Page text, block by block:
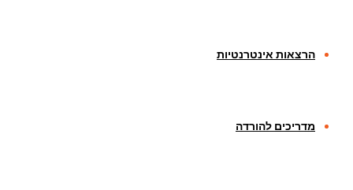
הרצאות אינטרנטיות
מדריכים להורדה